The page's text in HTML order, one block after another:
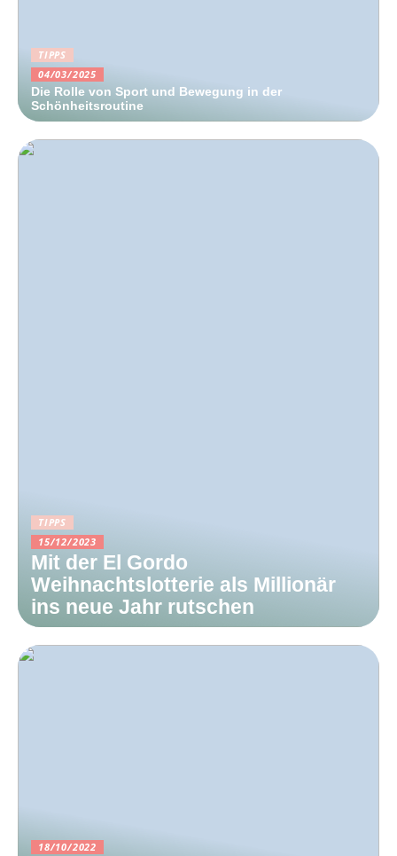
TIPPS
04/03/2025
Die Rolle von Sport und Bewegung in der
Schönheitsroutine
TIPPS
15/12/2023
Mit der El Gordo
Weihnachtslotterie als Millionär
ins neue Jahr rutschen
18/10/2022